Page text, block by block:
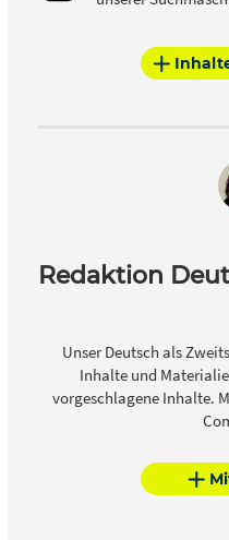
Unser Deutsch als
Inhalte und
vorgeschlagene Inhalte.